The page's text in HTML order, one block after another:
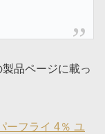
品ページに載っ
ーフライ 4％ ユ